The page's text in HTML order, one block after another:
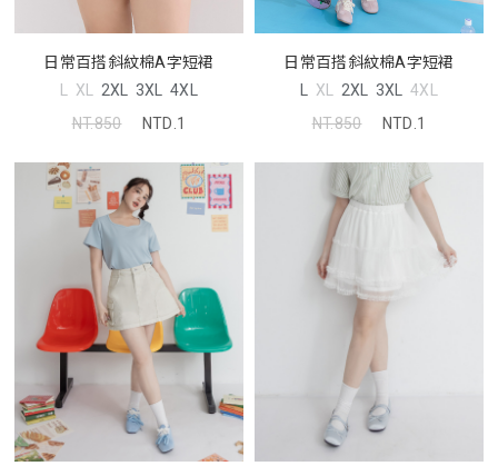
日常百搭斜紋棉A字短裙
L XL 2XL 3XL 4XL
NT.850
NTD.1
日常百搭斜紋棉A字短裙
L XL 2XL 3XL 4XL
NT.850
NTD.1